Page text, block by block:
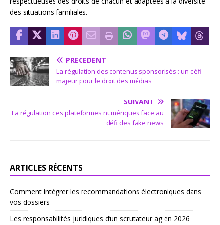
des situations familiales.
PRÉCÉDENT
La régulation des contenus sponsorisés : un défi
majeur pour le droit des médias
SUIVANT
La régulation des plateformes numériques face au
défi des fake news
ARTICLES RÉCENTS
Comment intégrer les recommandations électroniques dans
vos dossiers
Les responsabilités juridiques d’un scrutateur ag en 2026